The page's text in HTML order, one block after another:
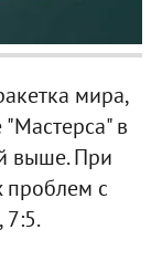
мира,
в
выше. При
проблем с